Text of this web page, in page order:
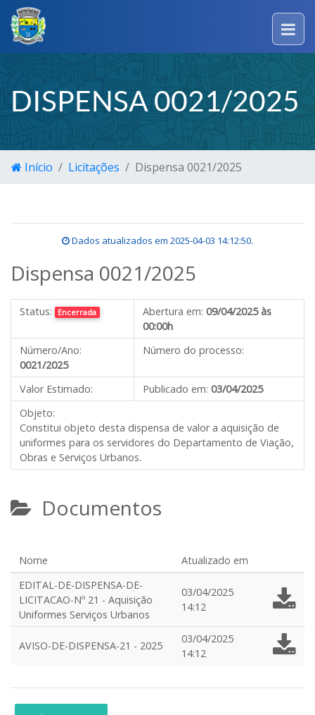
DISPENSA 0021/2025
Início Licitações Dispensa 0021/2025
Dados atualizados em 2025-04-03 14:12:50.
Dispensa 0021/2025
Status: Encerrada Abertura em: 09/04/2025 às
00:00h
Número/Ano:
0021/2025
Número do processo:
Valor Estimado: Publicado em: 03/04/2025
Objeto:
Constitui objeto desta dispensa de valor a aquisição de
uniformes para os servidores do Departamento de Viação,
Obras e Serviços Urbanos.
Documentos
Nome
Atualizado em
EDITAL-DE-DISPENSA-DE-
LICITACAO-Nº 21 - Aquisição
Uniformes Serviços Urbanos
03/04/2025
14:12
AVISO-DE-DISPENSA-21 - 2025
03/04/2025
14:12